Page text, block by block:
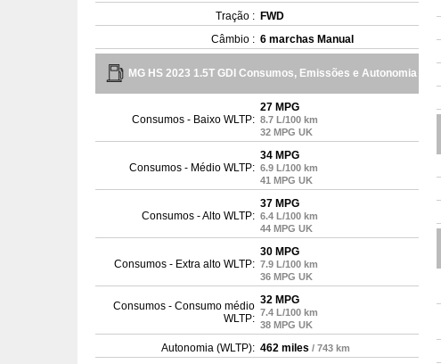
Tração : FWD
Câmbio : 6 marchas Manual
MG HS 2023 1.5T GDI Consumos, Emissões e Autonomia
Consumos - Baixo WLTP:
27 MPG
8.7 L/100 km
32 MPG UK
Consumos - Médio WLTP:
34 MPG
6.9 L/100 km
41 MPG UK
Consumos - Alto WLTP:
37 MPG
6.4 L/100 km
44 MPG UK
Consumos - Extra alto WLTP:
30 MPG
7.9 L/100 km
36 MPG UK
Consumos - Consumo médio
WLTP:
32 MPG
7.4 L/100 km
38 MPG UK
Autonomia (WLTP): 462 miles / 743 km